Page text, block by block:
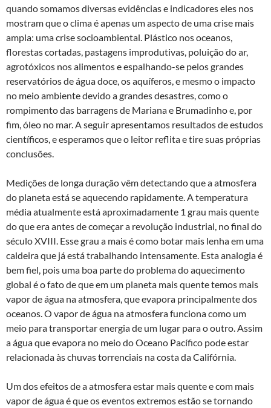
quando somamos diversas evidências e indicadores eles nos
mostram que o clima é apenas um aspecto de uma crise mais
ampla: uma crise socioambiental. Plástico nos oceanos,
florestas cortadas, pastagens improdutivas, poluição do ar,
agrotóxicos nos alimentos e espalhando-se pelos grandes
reservatórios de água doce, os aquíferos, e mesmo o impacto
no meio ambiente devido a grandes desastres, como o
rompimento das barragens de Mariana e Brumadinho e, por
fim, óleo no mar. A seguir apresentamos resultados de estudos
científicos, e esperamos que o leitor reflita e tire suas próprias
conclusões.
Medições de longa duração vêm detectando que a atmosfera
do planeta está se aquecendo rapidamente. A temperatura
média atualmente está aproximadamente 1 grau mais quente
do que era antes de começar a revolução industrial, no final do
século XVIII. Esse grau a mais é como botar mais lenha em uma
caldeira que já está trabalhando intensamente. Esta analogia é
bem fiel, pois uma boa parte do problema do aquecimento
global é o fato de que em um planeta mais quente temos mais
vapor de água na atmosfera, que evapora principalmente dos
oceanos. O vapor de água na atmosfera funciona como um
meio para transportar energia de um lugar para o outro. Assim
a água que evapora no meio do Oceano Pacífico pode estar
relacionada às chuvas torrenciais na costa da Califórnia.
Um dos efeitos de a atmosfera estar mais quente e com mais
vapor de água é que os eventos extremos estão se tornando